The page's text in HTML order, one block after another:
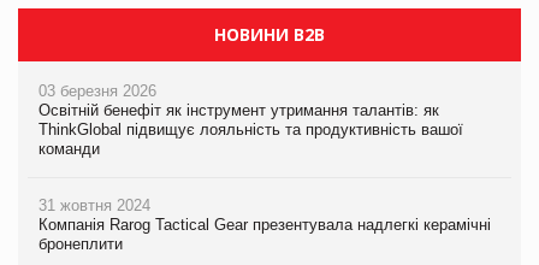
НОВИНИ B2B
03 березня 2026
Освітній бенефіт як інструмент утримання талантів: як
ThinkGlobal підвищує лояльність та продуктивність вашої
команди
31 жовтня 2024
Компанія Rarog Tactical Gear презентувала надлегкі керамічні
бронеплити